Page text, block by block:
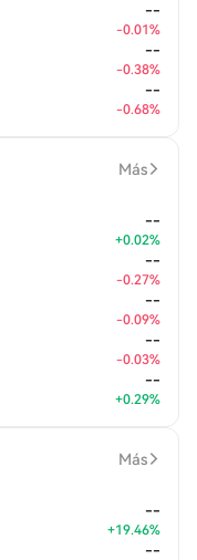
--
-0.01%
--
-0.38%
--
-0.68%
Más
--
+0.02%
--
-0.27%
--
-0.09%
--
-0.03%
--
+0.29%
Más
--
+19.46%
--